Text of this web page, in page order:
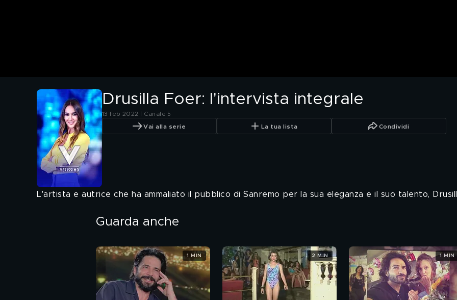
Drusilla Foer: l'intervista integrale
13 feb 2022 | Canale 5
Vai alla serie La tua lista Condividi
L'artista e autrice che ha ammaliato il pubblico di Sanremo per la sua eleganza e il suo talento,
Guarda anche
1 MIN 2 MIN 1 MIN